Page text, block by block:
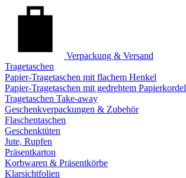
Verpackung & Versand
Tragetaschen
Papier-Tragetaschen mit flachem Henkel
Papier-Tragetaschen mit gedrehtem Papierkordel
Tragetaschen Take-away
Geschenkverpackungen & Zubehör
Flaschentaschen
Geschenktüten
Jute, Rupfen
Präsentkarton
Korbwaren & Präsentkörbe
Klarsichtfolien